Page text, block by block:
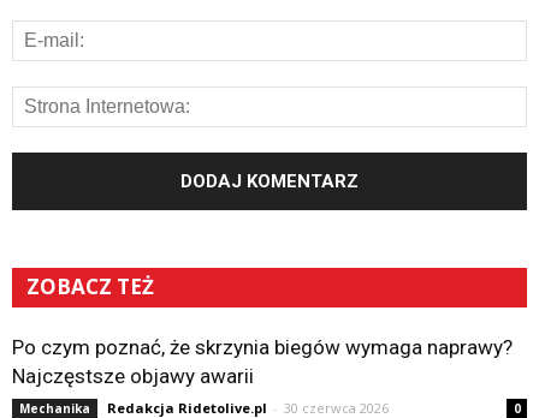
ZOBACZ TEŻ
Po czym poznać, że skrzynia biegów wymaga naprawy?
Najczęstsze objawy awarii
Mechanika Redakcja Ridetolive.pl - 30 czerwca 2026 0